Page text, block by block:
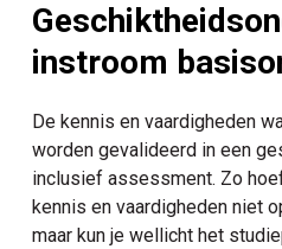
instroom
De kennis en vaardigheden
worden gevalideerd in een
inclusief assessment. Zo
kennis en vaardigheden niet
maar kun je wellicht het